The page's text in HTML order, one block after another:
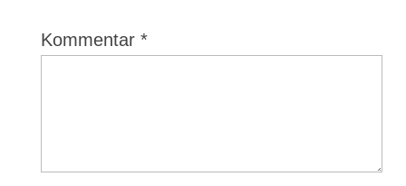
Kommentar *